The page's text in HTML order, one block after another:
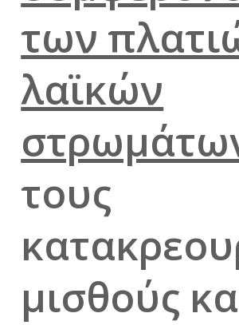
των
λαϊκών
τους
μισθούς